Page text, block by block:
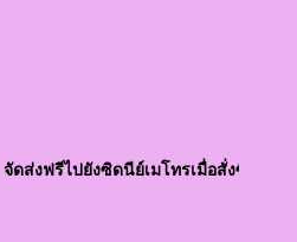
จัดส่งฟรีไปยังซิดนีย์เมโทรเมื่อสั่งซื้อมา